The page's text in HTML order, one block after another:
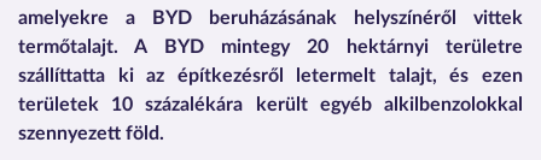
amelyekre a BYD beruházásának helyszínéről vittek
termőtalajt. A BYD mintegy 20 hektárnyi területre
szállíttatta ki az építkezésről letermelt talajt, és ezen
területek 10 százalékára került egyéb alkilbenzolokkal
szennyezett föld.